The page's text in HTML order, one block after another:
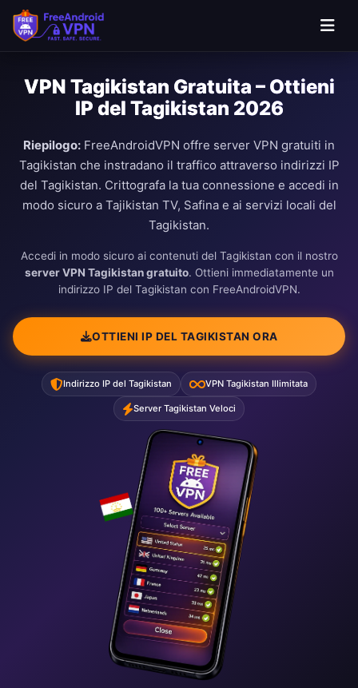
VPN Tagikistan Gratuita – Ottieni
IP del Tagikistan 2026
Riepilogo: FreeAndroidVPN offre server VPN gratuiti in
Tagikistan che instradano il traffico attraverso indirizzi IP
del Tagikistan. Crittografa la tua connessione e accedi in
modo sicuro a Tajikistan TV, Safina e ai servizi locali del
Tagikistan.
Accedi in modo sicuro ai contenuti del Tagikistan con il nostro
server VPN Tagikistan gratuito. Ottieni immediatamente un
indirizzo IP del Tagikistan con FreeAndroidVPN.
OTTIENI IP DEL TAGIKISTAN ORA
Indirizzo IP del Tagikistan VPN Tagikistan Illimitata
Server Tagikistan Veloci